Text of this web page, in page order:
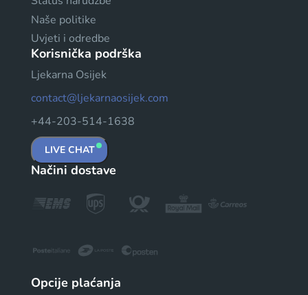
Naše politike
Uvjeti i odredbe
Korisnička podrška
Ljekarna Osijek
contact@ljekarnaosijek.com
+44-203-514-1638
LIVE CHAT
Načini dostave
Opcije plaćanja